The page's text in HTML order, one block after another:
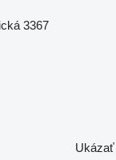
3367
Ukázať